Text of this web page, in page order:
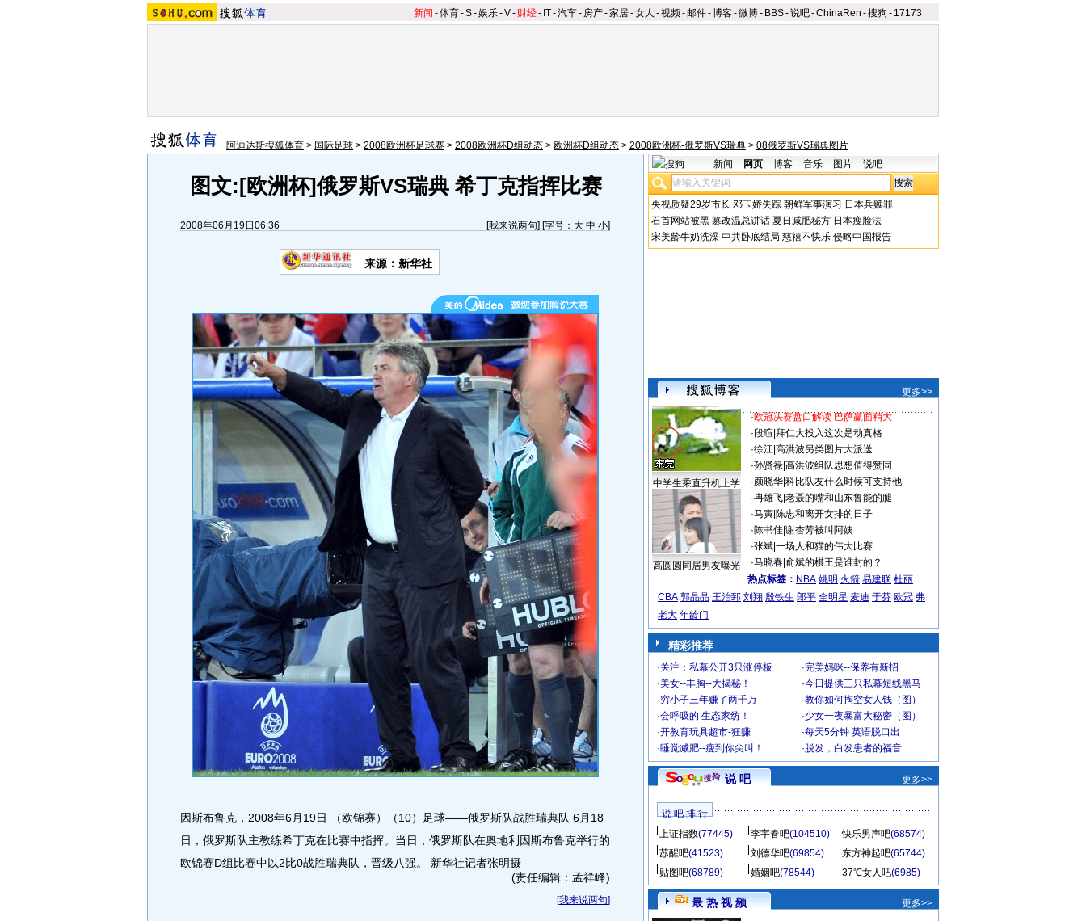
新闻 -体育-S-娱乐-V- 财经- IT-汽车- 房产-家居-女人 -视频-邮件-博客-微博- BBS-说吧-ChinaRen -搜狗 - 17173
阿迪达斯搜狐体育 > 国际足球 > 2008欧洲杯足球赛 > 2008欧洲杯D组动态 > 欧洲杯D组动态 > 2008欧洲杯-俄罗斯VS瑞典 > 08俄罗斯VS瑞典图片
图文:[欧洲杯]俄罗斯VS瑞典 希丁克指挥比赛
2008年06月19日06:36 [我来说两句] [字号： 大 中 小]
来源：新华社
因斯布鲁克，2008年6月19日 （欧锦赛）（10）足球――俄罗斯队战胜瑞典队 6月18
日，俄罗斯队主教练希丁克在比赛中指挥。当日，俄罗斯队在奥地利因斯布鲁克举行的
欧锦赛D组比赛中以2比0战胜瑞典队，晋级八强。 新华社记者张明摄
(责任编辑：孟祥峰)
[我来说两句]
新闻 网页 博客 音乐 图片 说吧
央视质疑29岁市长 邓玉娇失踪 朝鲜军事演习 日本兵赎罪
石首网站被黑 篡改温总讲话 夏日减肥秘方 日本瘦脸法
宋美龄牛奶洗澡 中共卧底结局 慈禧不快乐 侵略中国报告
更多>>
中学生乘直升机上学
高圆圆同居男友曝光
·欧冠决赛盘口解读 巴萨赢面稍大
·段暄 拜仁大投入这次是动真格
·徐江| 高洪波另类图片大派送
·孙贤禄| 高洪波组队思想值得赞同
·颜晓华| 科比队友什么时候可支持他
·冉雄飞| 老聂的嘴和山东鲁能的腿
·马寅| 陈忠和离开女排的日子
·陈书佳| 谢杏芳被叫阿姨
·张斌| 一场人和猫的伟大比赛
·马晓春| 俞斌的棋王是谁封的？
热点标签： NBA 姚明 火箭 易建联 杜丽
CBA 郭晶晶 王治郅 刘翔 殷铁生 郎平 全明星 麦迪 于芬 欧冠 弗
老大 年龄门
精彩推荐
·关注：私幕公开3只涨停板 ·完美妈咪--保养有新招
·美女--丰胸--大揭秘！ ·今日提供三只私幕短线黑马
·穷小子三年赚了两千万 ·教你如何掏空女人钱（图）
·会呼吸的 生态家纺！ ·少女一夜暴富大秘密（图）
·开教育玩具超市-狂赚 ·每天5分钟 英语脱口出
·睡觉减肥--瘦到你尖叫！ · 脱发，白发患者的福音
说 吧 更多>>
说 吧 排 行
上证指数(77445) 李宇春吧(104510) 快乐男声吧(68574)
苏醒吧(41523) 刘德华吧(69854) 东方神起吧(65744)
贴图吧(68789) 婚姻吧(78544) 37℃女人吧(6985)
最 热 视 频 更多>>